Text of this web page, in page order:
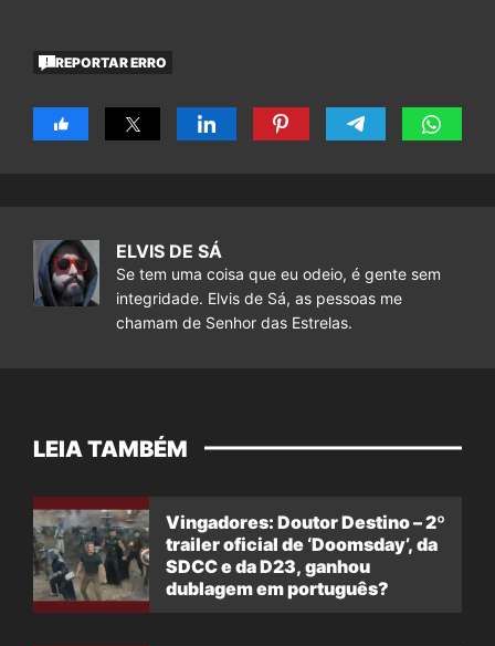
REPORTAR ERRO
ELVIS DE SÁ
Se tem uma coisa que eu odeio, é gente sem
integridade. Elvis de Sá, as pessoas me
chamam de Senhor das Estrelas.
LEIA TAMBÉM
Vingadores: Doutor Destino – 2º
trailer oficial de ‘Doomsday’, da
SDCC e da D23, ganhou
dublagem em português?